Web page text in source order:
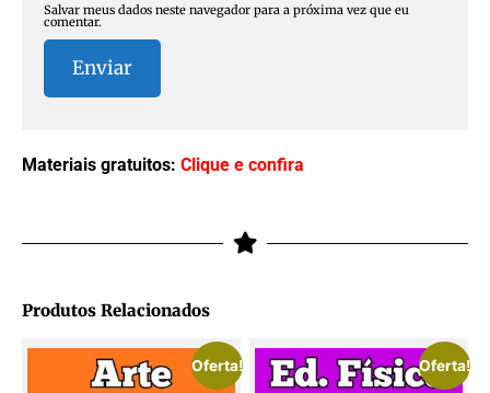
Salvar meus dados neste navegador para a próxima vez que eu
comentar.
Materiais gratuitos: Clique e confira
Produtos Relacionados
Oferta! Oferta!